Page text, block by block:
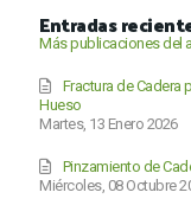
Entradas
Más publicaciones del
Martes, 13 Enero 2026
Fractura de Cadera
Hueso
Miércoles, 08 Octubre
Pinzamiento de